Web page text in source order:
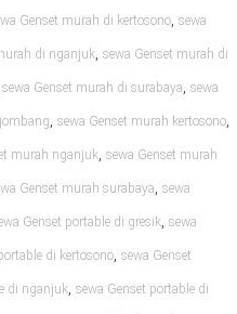
Genset murah di kertosono, sewa
di nganjuk, sewa Genset murah di
sewa Genset murah di surabaya, sewa
, sewa Genset murah kertosono,
murah nganjuk, sewa Genset murah
Genset murah surabaya, sewa
Genset portable di gresik, sewa
di kertosono, sewa Genset
di nganjuk, sewa Genset portable di